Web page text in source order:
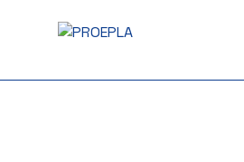
content